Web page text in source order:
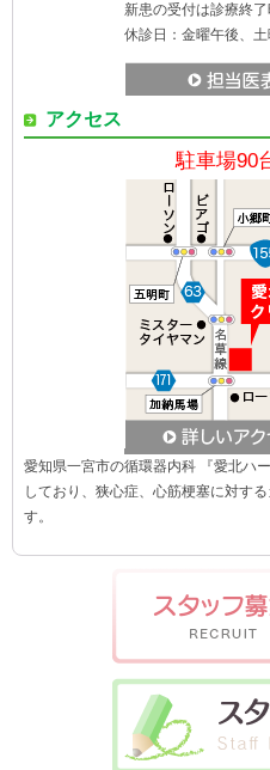
新患の受付は診療終
休診日：金曜午後、
アクセス
駐車場90
愛知県一宮市の循環器内科 『愛北ハ
しており、狭心症、心筋梗塞に対す
す。